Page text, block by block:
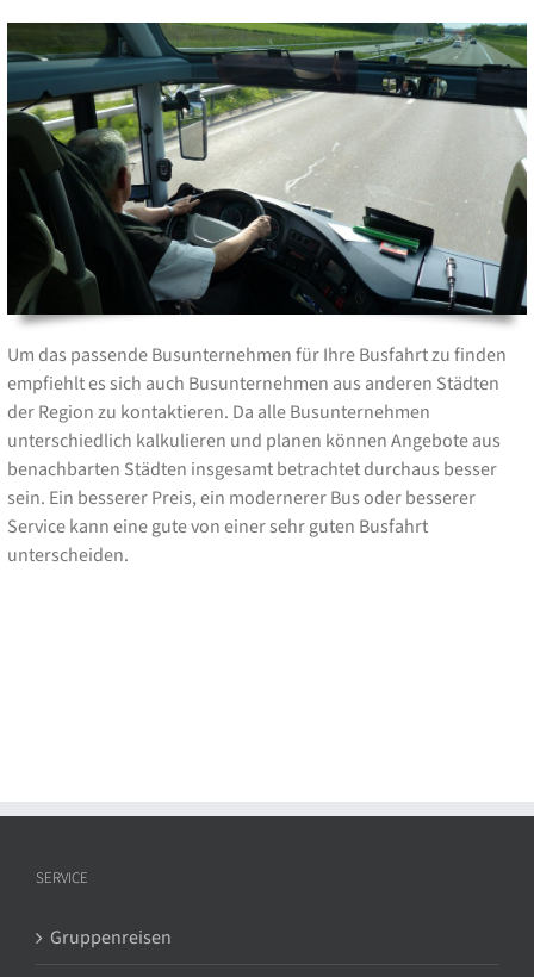
Um das passende Busunternehmen für Ihre Busfahrt zu finden
empfiehlt es sich auch Busunternehmen aus anderen Städten
der Region zu kontaktieren. Da alle Busunternehmen
unterschiedlich kalkulieren und planen können Angebote aus
benachbarten Städten insgesamt betrachtet durchaus besser
sein. Ein besserer Preis, ein modernerer Bus oder besserer
Service kann eine gute von einer sehr guten Busfahrt
unterscheiden.
SERVICE
Gruppenreisen